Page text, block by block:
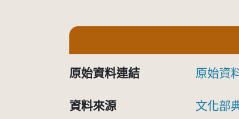
原始資料連結 原始資
資料來源 文化部